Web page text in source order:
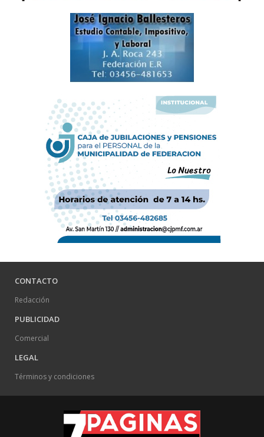
CONTACTO
Redacción
PUBLICIDAD
Comercial
LEGAL
Términos y condiciones